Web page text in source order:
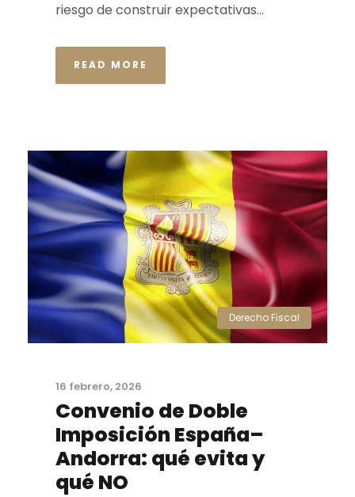
riesgo de construir expectativas...
READ MORE
Derecho Fiscal
16 febrero, 2026
Convenio de Doble
Imposición España–
Andorra: qué evita y
qué NO